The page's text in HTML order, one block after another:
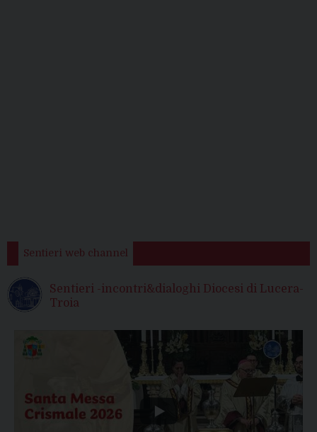
Sentieri web channel
Sentieri -incontri&dialoghi Diocesi di Lucera-
Troia